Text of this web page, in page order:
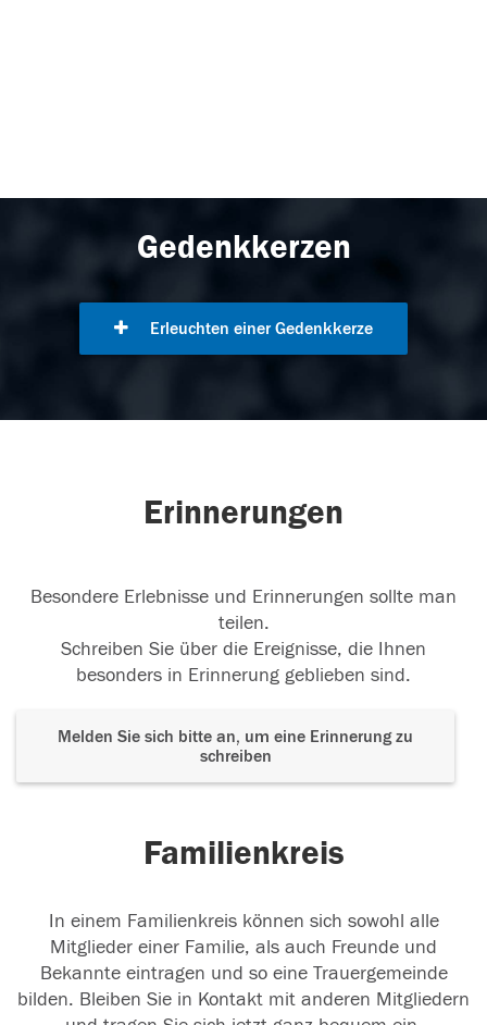
Gedenkkerzen
Erleuchten einer Gedenkkerze
Erinnerungen
Besondere Erlebnisse und Erinnerungen sollte man
teilen.
Schreiben Sie über die Ereignisse, die Ihnen
besonders in Erinnerung geblieben sind.
Melden Sie sich bitte an, um eine Erinnerung zu
schreiben
Familienkreis
In einem Familienkreis können sich sowohl alle
Mitglieder einer Familie, als auch Freunde und
Bekannte eintragen und so eine Trauergemeinde
bilden. Bleiben Sie in Kontakt mit anderen Mitgliedern